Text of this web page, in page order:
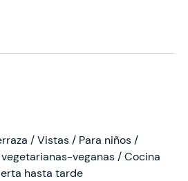
/ Vistas / Para niños /
veganas / Cocina
hasta tarde